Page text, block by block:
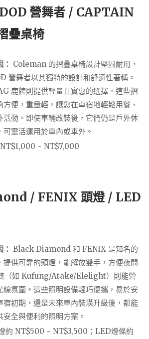
營舞者 / CAPTAIN
疊桌椅
Coleman 的摺疊桌椅設計堅固耐用，
營舞者以其獨特的設計和舒適性著稱。
鹿牌則提供輕量且實惠的選擇。這些摺
方便，重量輕，讓您在車宿地輕鬆用餐、
活動。即使車輛改裝後，它們仍是戶外休
可靈活運用於車內或車外。
~ NT$7,000
/ FENIX 頭燈 / LED
Black Diamond 和 FENIX 是知名的
提供可靠的頭燈，能解放雙手，方便夜間
（如 Kufung/Atake/Elelight）則能營
線氛圍。這些照明設備輕巧便攜，易於安
宿初期，還是未來車內裝潢升級後，都能
安全與便利的照明方案。
約 NT$500 ~ NT$3,500；LED燈條約